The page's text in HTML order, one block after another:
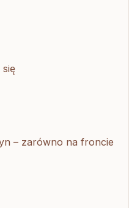
– zarówno na froncie